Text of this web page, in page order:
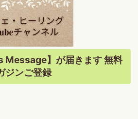
Message】が届きます 無料
ジンご登録